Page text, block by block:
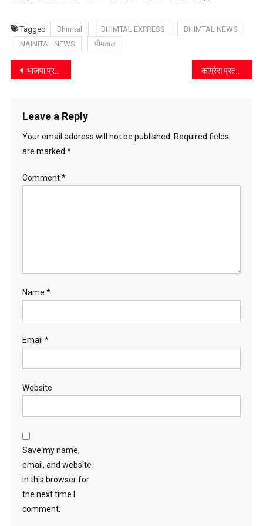
Tagged Bhimtal BHIMTAL EXPRESS
BHIMTAL NEWS
NAINITAL NEWS
भीमताल
Post
भाजपा प्रत्याशी कमला आर्य ने वार्ड 4 में किया जनसंपर्क कांग्रेस प्रत्याशी टम्टा ने वार्ड नंबर 1 में किया चुनाव प्रचार
Leave a Reply
Your email address will not be published. Required fields
are marked *
Comment*
Name *
Email *
Website
Save my name,
email, and website
in this browser for
the next time I
comment.